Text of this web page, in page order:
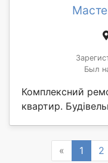
Был
Комплексний
квартир.
« Previous
1 2